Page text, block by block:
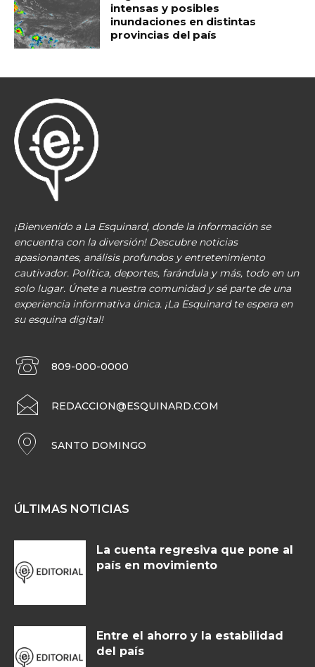
intensas y posibles
inundaciones en distintas
provincias del país
¡Bienvenido a La Esquinard, donde la información se
encuentra con la diversión! Descubre noticias
apasionantes, análisis profundos y entretenimiento
cautivador. Política, deportes, farándula y más, todo en un
solo lugar. Únete a nuestra comunidad y sé parte de una
experiencia informativa única. ¡La Esquinard te espera en
su esquina digital!
809-000-0000
REDACCION@ESQUINARD.COM
SANTO DOMINGO
ÚLTIMAS NOTICIAS
La cuenta regresiva que pone al
país en movimiento
Entre el ahorro y la estabilidad
del país